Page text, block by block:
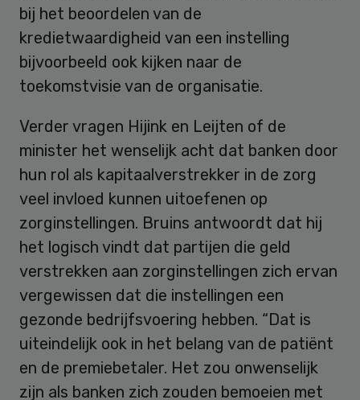
bij het beoordelen van de
kredietwaardigheid van een instelling
bijvoorbeeld ook kijken naar de
toekomstvisie van de organisatie.
Verder vragen Hijink en Leijten of de
minister het wenselijk acht dat banken door
hun rol als kapitaalverstrekker in de zorg
veel invloed kunnen uitoefenen op
zorginstellingen. Bruins antwoordt dat hij
het logisch vindt dat partijen die geld
verstrekken aan zorginstellingen zich ervan
vergewissen dat die instellingen een
gezonde bedrijfsvoering hebben. “Dat is
uiteindelijk ook in het belang van de patiënt
en de premiebetaler. Het zou onwenselijk
zijn als banken zich zouden bemoeien met